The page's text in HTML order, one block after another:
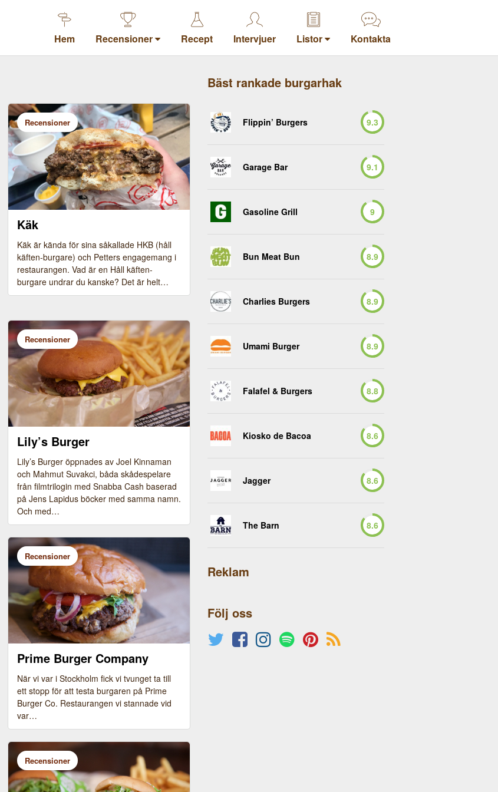
Hem Recensioner Recept Intervjuer Listor Kontakta
Recensioner
Käk
Käk är kända för sina såkallade HKB (håll
käften-burgare) och Petters engagemang i
restaurangen. Vad är en Håll käften-
burgare undrar du kanske? Det är helt…
Recensioner
Lily’s Burger
Lily’s Burger öppnades av Joel Kinnaman
och Mahmut Suvakci, båda skådespelare
från filmtrilogin med Snabba Cash baserad
på Jens Lapidus böcker med samma namn.
Och med…
Recensioner
Prime Burger Company
När vi var i Stockholm fick vi tvunget ta till
ett stopp för att testa burgaren på Prime
Burger Co. Restaurangen vi stannade vid
var…
Recensioner
Bäst rankade burgarhak
Flippin’ Burgers 9.3
Garage Bar 9.1
Gasoline Grill 9
Bun Meat Bun 8.9
Charlies Burgers 8.9
Umami Burger 8.9
Falafel & Burgers 8.8
Kiosko de Bacoa 8.6
Jagger 8.6
The Barn 8.6
Reklam
Följ oss